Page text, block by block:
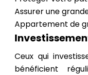
Assurer une
Appartement de
Ceux qui
bénéficient